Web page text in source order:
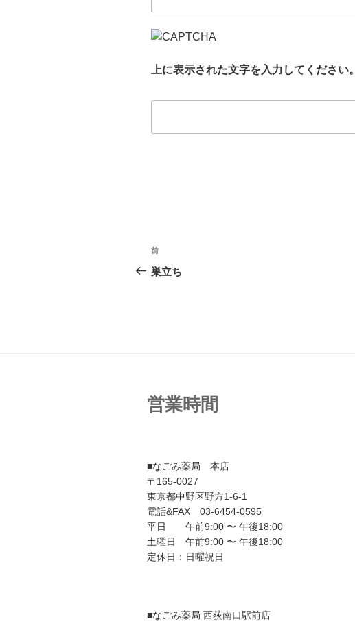
上に表示された文字を入力してください。
投
稿
シ
ョ
前
の
前
巣立ち
営業時間
■なごみ薬局 本店
〒165-0027
東京都中野区野方1-6-1
電話&FAX 03-6454-0595
平日 午前9:00 〜 午後18:00
土曜日 午前9:00 〜 午後18:00
定休日：日曜祝日
■なごみ薬局 西荻南口駅前店